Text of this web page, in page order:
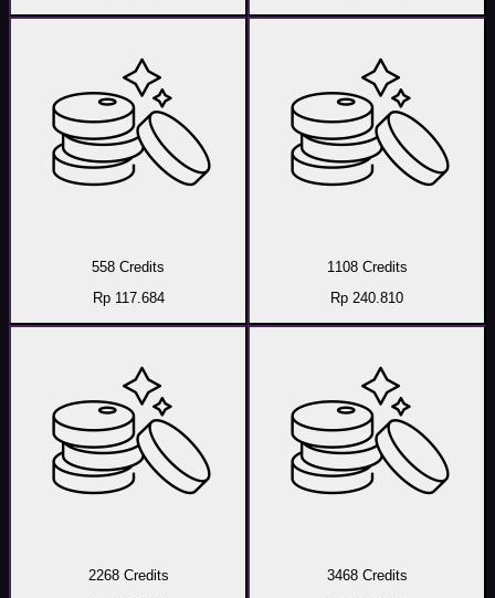
558 Credits
Rp 117.684
1108 Credits
Rp 240.810
2268 Credits
3468 Credits